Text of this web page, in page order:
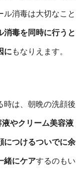
ル消毒は大切なこと
消毒を同時に行うと
に もなりえます。
時は、朝晩の洗顔後
やクリーム美容液
につけるついでに余
緒にケアするのもい